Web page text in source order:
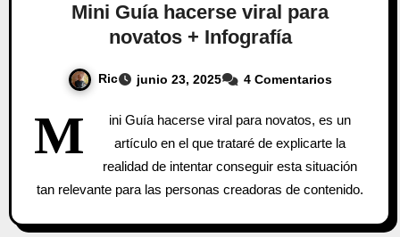
Mini Guía hacerse viral para
novatos + Infografía
Ric junio 23, 2025 4 Comentarios
M
ini Guía hacerse viral para novatos, es un
artículo en el que trataré de explicarte la
realidad de intentar conseguir esta situación
tan relevante para las personas creadoras de contenido.